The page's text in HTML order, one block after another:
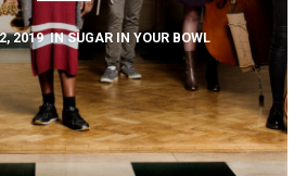
2019 INSUGAR IN YOUR BOWL